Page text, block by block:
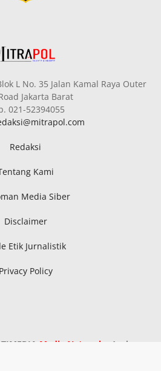
L No. 35 Jalan Kamal Raya Outer
Jakarta Barat
021-52394055
Redaksi
Kami
Media Siber
Disclaimer
Etik Jurnalistik
Privacy Policy
Media Network
: Aceh,